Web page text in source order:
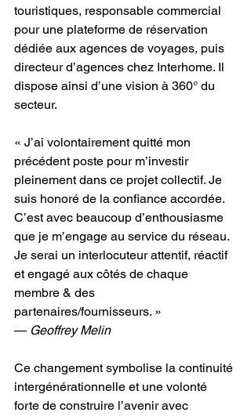
touristiques, responsable commercial
pour une plateforme de réservation
dédiée aux agences de voyages, puis
directeur d’agences chez Interhome. Il
dispose ainsi d’une vision à 360° du
secteur.
« J’ai volontairement quitté mon
précédent poste pour m’investir
pleinement dans ce projet collectif. Je
suis honoré de la confiance accordée.
C’est avec beaucoup d’enthousiasme
que je m’engage au service du réseau.
Je serai un interlocuteur attentif, réactif
et engagé aux côtés de chaque
membre & des
partenaires/fournisseurs. »
— Geoffrey Melin
Ce changement symbolise la continuité
intergénérationnelle et une volonté
forte de construire l’avenir avec